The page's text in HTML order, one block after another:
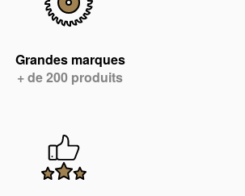
Grandes marques
+ de 200 produits